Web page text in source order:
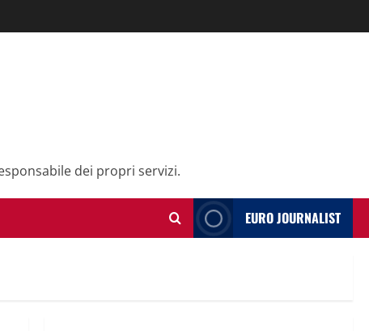
dei propri servizi.
EURO JOURNALIST